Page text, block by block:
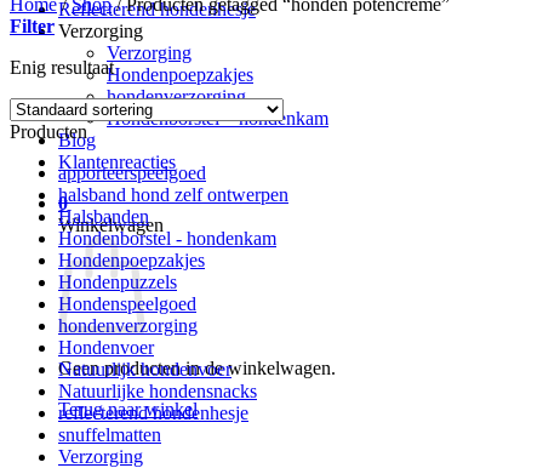
Reflecterend hondenhesje
Verzorging
Verzorging
Hondenpoepzakjes
hondenverzorging
Hondenborstel – hondenkam
Blog
Klantenreacties
0
Winkelwagen
Geen producten in de winkelwagen.
Terug naar winkel
Filter
Enig resultaat
Producten
apporteerspeelgoed
halsband hond zelf ontwerpen
Halsbanden
Hondenborstel - hondenkam
Hondenpoepzakjes
Hondenpuzzels
Hondenspeelgoed
hondenverzorging
Hondenvoer
Natuurlijk hondenvoer
Natuurlijke hondensnacks
reflecterend hondenhesje
snuffelmatten
Verzorging